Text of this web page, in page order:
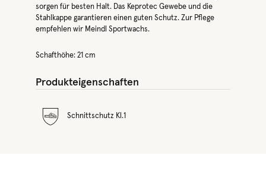
sorgen für besten Halt. Das Keprotec Gewebe und die
Stahlkappe garantieren einen guten Schutz. Zur Pflege
empfehlen wir Meindl Sportwachs.
Schafthöhe: 21 cm
Produkteigenschaften
Schnittschutz Kl.1